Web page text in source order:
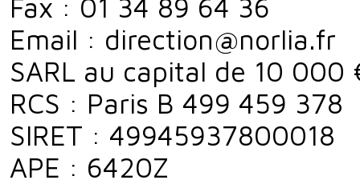
Fax : 01 34 89 64 36
Email : direction@norlia.fr
SARL au capital de 10 000
RCS : Paris B 499 459 378
SIRET : 49945937800018
APE : 6420Z